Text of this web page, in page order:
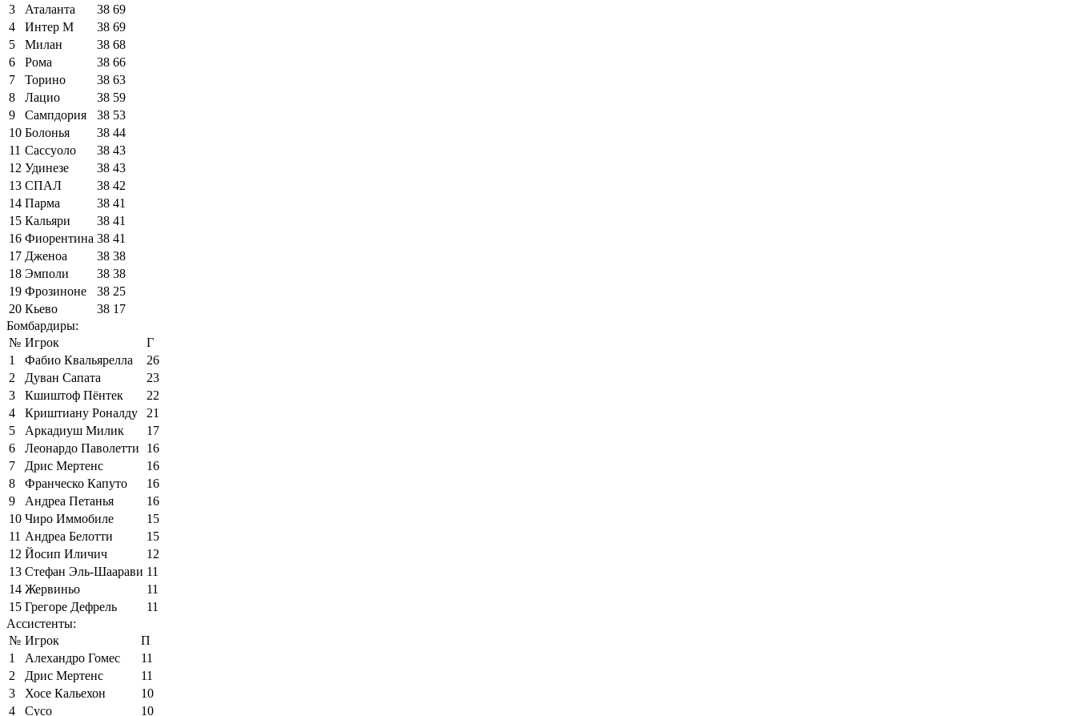
3
Аталанта 38 69
4
Интер М 38 69
5
Милан 38 68
6
Рома 38 66
7
Торино 38 63
8
Лацио 38 59
9
Сампдория 38 53
10 Болонья 38 44
11 Сассуоло 38 43
12 Удинезе 38 43
13 СПАЛ 38 42
14 Парма 38 41
15 Кальяри 38 41
16 Фиорентина 38 41
17 Дженоа 38 38
18 Эмполи 38 38
19 Фрозиноне 38 25
20 Кьево 38 17
Бомбардиры:
№ Игрок
Г
1
Фабио Квальярелла
26
2
Дуван Сапата
23
3
Кшиштоф Пёнтек
22
4
Криштиану Роналду
21
5
Аркадиуш Милик
17
6
Леонардо Паволетти
16
7
Дрис Мертенс
16
8
Франческо Капуто
16
9
Андреа Петанья
16
10 Чиро Иммобиле
15
11 Андреа Белотти
15
12 Йосип Иличич
12
13 Стефан Эль-Шаарави 11
14 Жервиньо
11
15 Грегоре Дефрель
11
Ассистенты:
№ Игрок
П
1
Алехандро Гомес
11
2
Дрис Мертенс
11
3
Хосе Кальехон
10
4
Сусо
10